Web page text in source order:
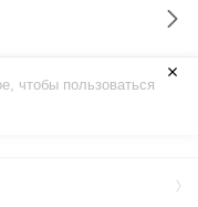
чтобы пользоваться